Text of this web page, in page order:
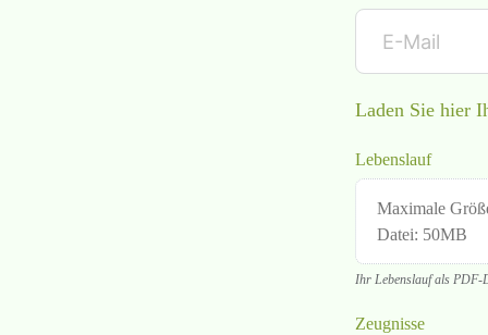
Laden Sie hier
Lebenslauf
Maximale
Datei: 50MB
Ihr Lebenslauf als PDF-
Zeugnisse